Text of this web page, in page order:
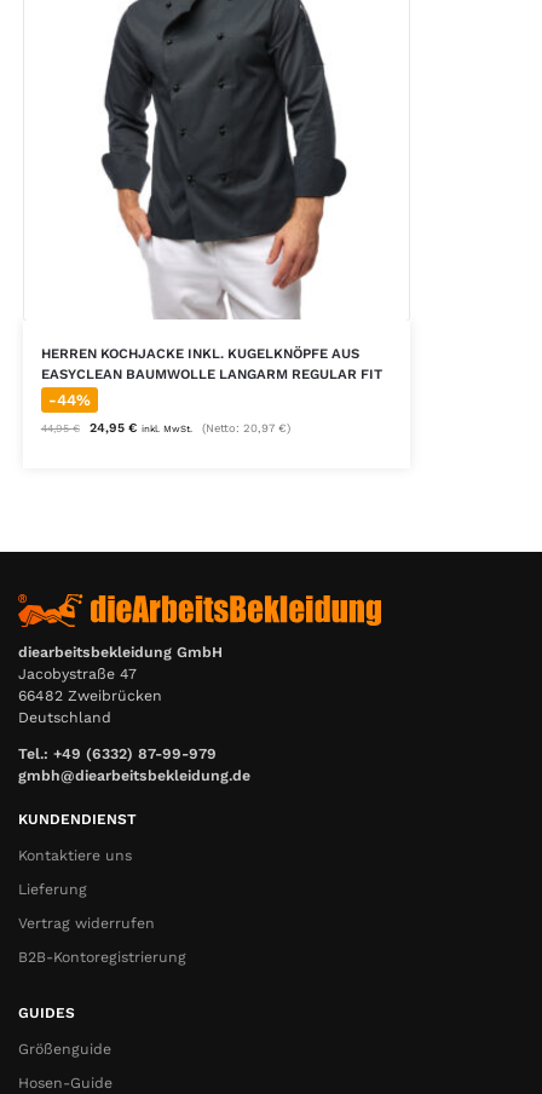
HERREN KOCHJACKE INKL. KUGELKNÖPFE AUS
EASYCLEAN BAUMWOLLE LANGARM REGULAR FIT
-44%
44,95€ 24,95 € inkl. MwSt. (Netto: 20,97 €)
diearbeitsbekleidung GmbH
Jacobystraße 47
66482 Zweibrücken
Deutschland
Tel.: +49 (6332) 87-99-979
gmbh@diearbeitsbekleidung.de
KUNDENDIENST
Kontaktiere uns
Lieferung
Vertrag widerrufen
B2B-Kontoregistrierung
GUIDES
Größenguide
Hosen-Guide